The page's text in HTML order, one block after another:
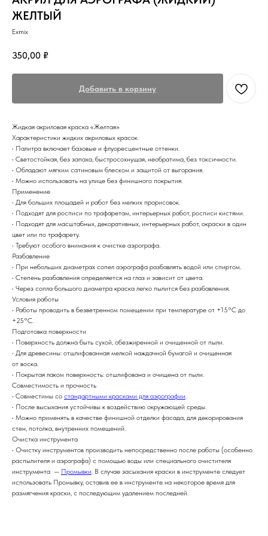
ЖЕЛТЫЙ
Exmix
350,00 ₽
Добавить в корзину
Жидкая акриловая краска «Желтая»
Характеристики жидких акриловых красок
• Палитра включает базовые и флуоресцентные оттенки.
• Светостойкая, без запаха, быстросохнущая, необратима, без токсичности.
• Обладают мягким сатиновым блеском и защитой от выгорания.
• Можно использовать на улице без финишного покрытия.
Применение
• Для больших площадей и работ без мелких прорисовок.
• Подходят для росписи по трафаретам, интерьерных работ, росписи кистями.
• Подходят для масштабных, декоративных, интерьерных работ, окраски в один
цвет или по трафарету.
• Требуют особого внимания к очистке аэрографа.
Разбавление
• При небольших диаметрах сопел аэрографа разбавлять водой или спиртом.
• Степень разбавления определяется на глаз и зависит от цвета.
• Через сопла большого диаметра краска легко пылится без разбавления.
Условия работы
• Работы проводить в безветренном помещении при температуре от +15°С до
+25°С.
Подготовка поверхности
• Поверхность должна быть сухой, обезжиренной и очищенной от пыли.
• Для древесины: отшлифованная мелкой наждачной бумагой и очищенная
от воска.
• Покрытая лаком поверхность: отшлифована и очищена от пыли.
Совместимость и прочность
• Совместимы со стандартными красками для аэрографии.
• После высыхания устойчивы к воздействию окружающей среды.
• Можно применять в качестве финишной отделки фасада, для декорирования
стен, потолка, внутренних помещений.
Очистка инструмента
• Очистку инструментов производить непосредственно после работы (особенно
распылителя и аэрографа) с помощью воды или специального очистителя
инструмента — Промывки. В случае засыхания краски в инструменте следует
использовать Промывку, оставив ее в инструменте на некоторое время для
размягчения краски, с последующим удалением последней.